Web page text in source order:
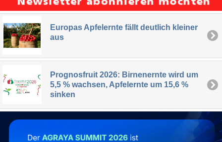
Europas Apfelernte fällt deutlich kleiner
aus
Prognosfruit 2026: Birnenernte wird um
5,5 % wachsen, Apfelernte um 15,6 %
sinken